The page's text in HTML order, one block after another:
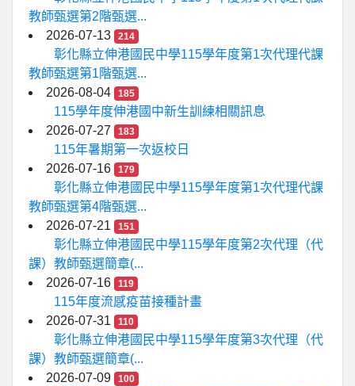
教師甄選第2階甄選...
2026-07-13
214
彰化縣立伸港國民中學115學年度第1次代理代課
教師甄選第1階甄選...
2026-08-04
185
115學年度伸港國中新生訓練相關訊息
2026-07-27
183
115年暑期第一次返校日
2026-07-16
179
彰化縣立伸港國民中學115學年度第1次代理代課
教師甄選第4階甄選...
2026-07-21
151
彰化縣立伸港國民中學115學年度第2次代理（代
課）教師甄選簡章(...
2026-07-16
119
115年度流感疫苗接種計畫
2026-07-31
110
彰化縣立伸港國民中學115學年度第3次代理（代
課）教師甄選簡章(...
2026-07-09
100